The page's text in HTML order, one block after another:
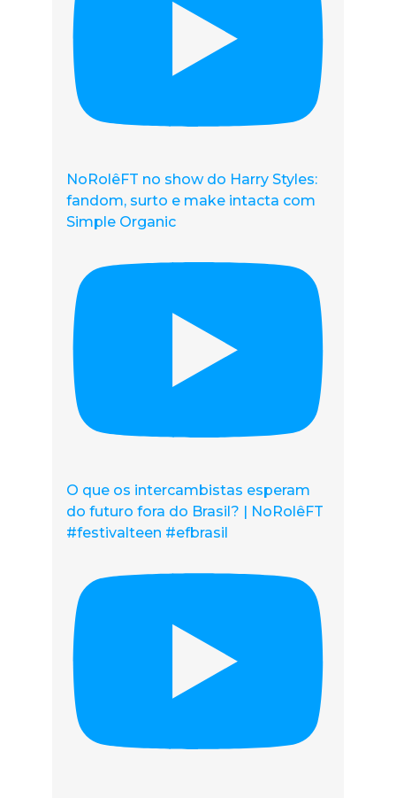
NoRolêFT no show do Harry Styles:
fandom, surto e make intacta com
Simple Organic
O que os intercambistas esperam
do futuro fora do Brasil? | NoRolêFT
#festivalteen #efbrasil